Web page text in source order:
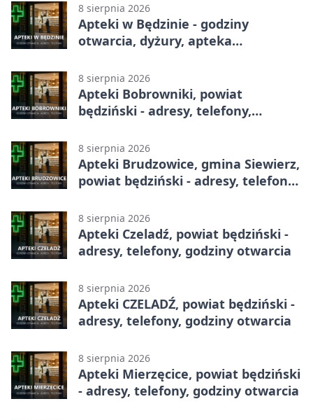
8 sierpnia 2026
Apteki w Będzinie - godziny
otwarcia, dyżury, apteka
8 sierpnia 2026
Apteki Bobrowniki, powiat
będziński - adresy, telefony,
8 sierpnia 2026
Apteki Brudzowice, gmina Siewierz,
powiat będziński - adresy, telefony,
8 sierpnia 2026
Apteki Czeladź, powiat będziński -
adresy, telefony, godziny otwarcia
8 sierpnia 2026
Apteki CZELADŹ, powiat będziński -
adresy, telefony, godziny otwarcia
8 sierpnia 2026
Apteki Mierzęcice, powiat będziński
- adresy, telefony, godziny otwarcia